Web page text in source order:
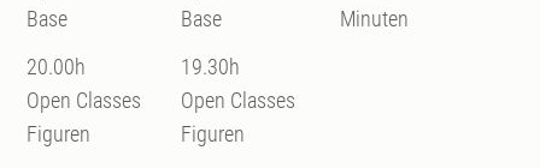
Base
Base
Minuten
20.00h
Open Classes
Figuren
19.30h
Open Classes
Figuren